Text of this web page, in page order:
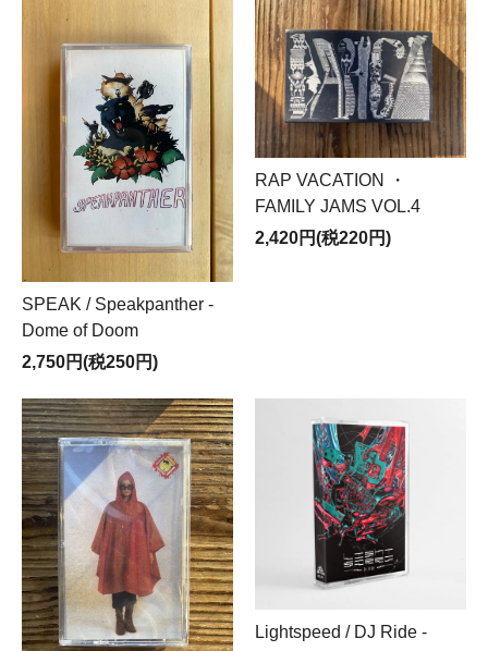
SPEAK / Speakpanther -
Dome of Doom
2,750円(税250円)
RAP VACATION ・
FAMILY JAMS VOL.4
2,420円(税220円)
Lightspeed / DJ Ride -